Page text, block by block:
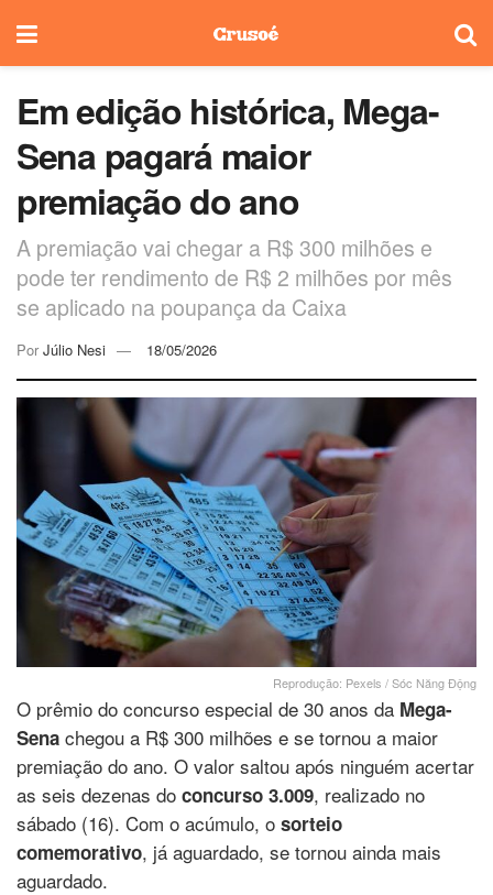
Em edição histórica, Mega-
Sena pagará maior
premiação do ano
A premiação vai chegar a R$ 300 milhões e
pode ter rendimento de R$ 2 milhões por mês
se aplicado na poupança da Caixa
Por Júlio Nesi 18/05/2026
Reprodução: Pexels / Sóc Năng Động
O prêmio do concurso especial de 30 anos da Mega-
Sena chegou a R$ 300 milhões e se tornou a maior
premiação do ano. O valor saltou após ninguém acertar
as seis dezenas do concurso 3.009, realizado no
sábado (16). Com o acúmulo, o sorteio
comemorativo, já aguardado, se tornou ainda mais
aguardado.